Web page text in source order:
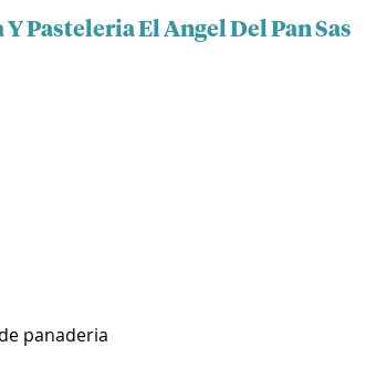
Pasteleria El Angel Del Pan Sas
panaderia